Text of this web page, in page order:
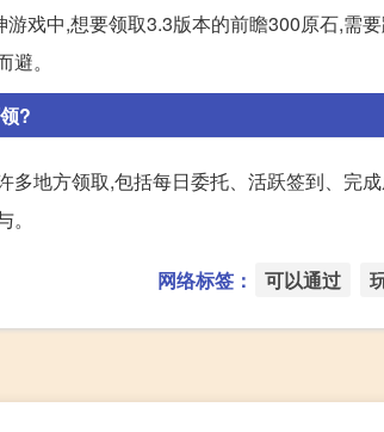
戏中,想要领取3.3版本的前瞻300原石,需
。
?
多地方领取,包括每日委托、活跃签到、完
网络标签： 可以通过